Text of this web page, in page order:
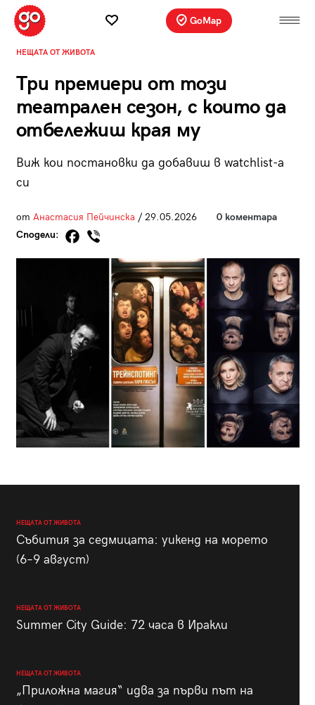
GoMap
НЕЩАТА ОТ ЖИВОТА
Три премиери от този
театрален сезон, с които да
отбележиш края му
Виж кои постановки да добавиш в watchlist-a
си
от Aнастасия Пейчинска / 29.05.2026
0 коментара
Сподели:
НЕЩАТА ОТ ЖИВОТА
Събития за седмицата: уикенд на морето
(6–9 август)
НЕЩАТА ОТ ЖИВОТА
Summer City Guide: 72 часа в Иракли
НЕЩАТА ОТ ЖИВОТА
„Приложна магия“ идва за първи път на